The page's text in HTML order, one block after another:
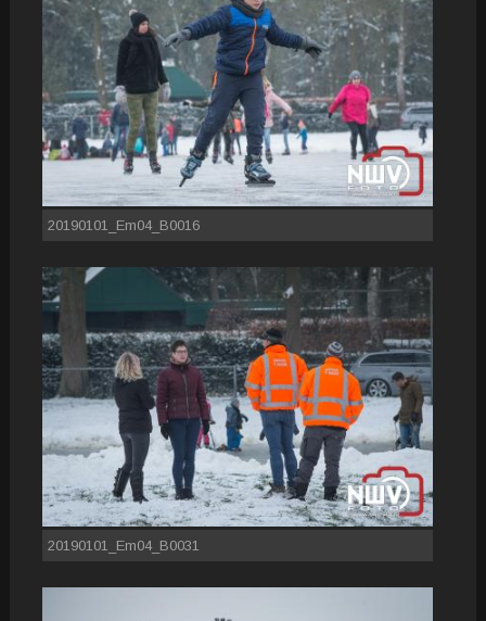
20190101_Em04_B0016
20190101_Em04_B0031